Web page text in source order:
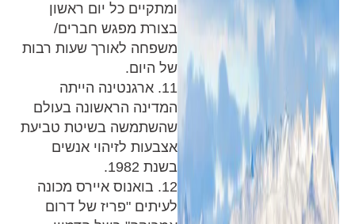
ומתקיים כל יום ראשון
בצורת מפגש חברים/
משפחה לאורך שעות רבות
של היום.
11. ארגנטינה הייתה
המדינה הראשונה בעולם
שהשתמשה בשיטת טביעת
אצבעות לזיהוי אנשים
בשנת 1982.
12. בואנוס איירס מכונה
לעיתים "פריז של דרום